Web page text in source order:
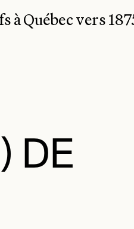
Québec vers
DE